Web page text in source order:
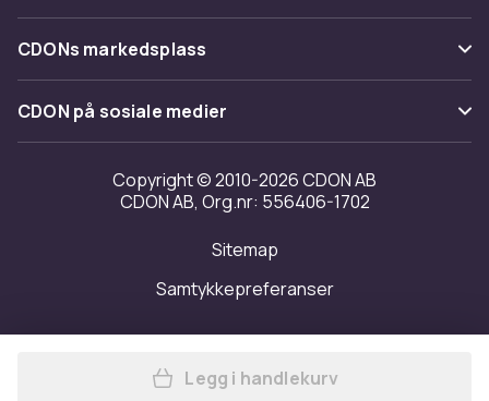
Tilbakekallinger
Varemerker
Om oss
Kundeanmeldelser
Jobbe på CDON
Investor relations
Tilgjengelighet
CDONs markedsplass
Merchant Help Center
CDON på sosiale medier
Copyright © 2010-2026 CDON AB
CDON AB, Org.nr: 556406-1702
Sitemap
Samtykkepreferanser
Legg Plakat
Legg i handlekurv